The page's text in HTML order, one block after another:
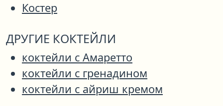
Костер
ДРУГИЕ КОКТЕЙЛИ
коктейли с Амаретто
коктейли с гренадином
коктейли с айриш кремом